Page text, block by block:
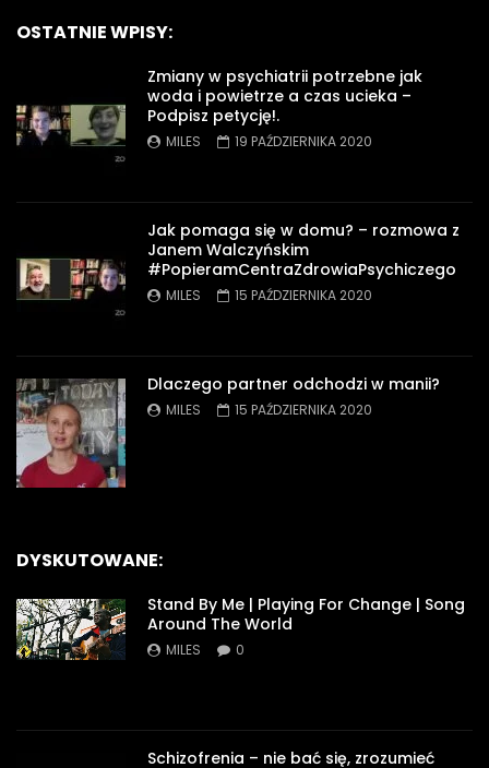
OSTATNIE WPISY:
Zmiany w psychiatrii potrzebne jak
woda i powietrze a czas ucieka –
Podpisz petycję!.
MILES 19 PAŹDZIERNIKA 2020
Jak pomaga się w domu? – rozmowa z
Janem Walczyńskim
#PopieramCentraZdrowiaPsychiczego
MILES 15 PAŹDZIERNIKA 2020
Dlaczego partner odchodzi w manii?
MILES 15 PAŹDZIERNIKA 2020
DYSKUTOWANE:
Stand By Me | Playing For Change | Song
Around The World
MILES 0
Schizofrenia – nie bać się, zrozumieć